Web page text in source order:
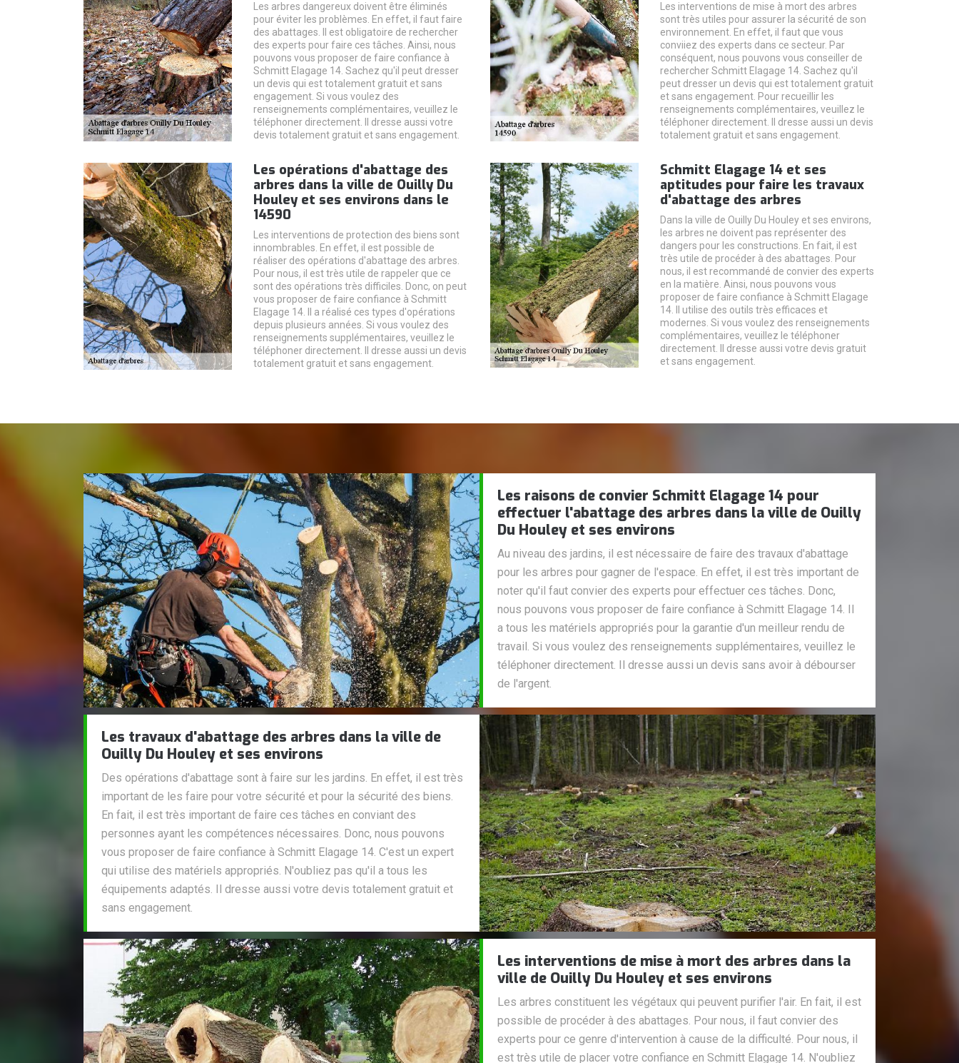
Les arbres dangereux doivent être éliminés
pour éviter les problèmes. En effet, il faut faire
des abattages. Il est obligatoire de rechercher
des experts pour faire ces tâches. Ainsi, nous
pouvons vous proposer de faire confiance à
Schmitt Elagage 14. Sachez qu'il peut dresser
un devis qui est totalement gratuit et sans
engagement. Si vous voulez des
renseignements complémentaires, veuillez le
téléphoner directement. Il dresse aussi votre
devis totalement gratuit et sans engagement.
Les interventions de mise à mort des arbres
sont très utiles pour assurer la sécurité de son
environnement. En effet, il faut que vous
conviiez des experts dans ce secteur. Par
conséquent, nous pouvons vous conseiller de
rechercher Schmitt Elagage 14. Sachez qu'il
peut dresser un devis qui est totalement gratuit
et sans engagement. Pour recueillir les
renseignements complémentaires, veuillez le
téléphoner directement. Il dresse aussi un devis
totalement gratuit et sans engagement.
Les opérations d'abattage des
arbres dans la ville de Ouilly Du
Houley et ses environs dans le
14590
Les interventions de protection des biens sont
innombrables. En effet, il est possible de
réaliser des opérations d'abattage des arbres.
Pour nous, il est très utile de rappeler que ce
sont des opérations très difficiles. Donc, on peut
vous proposer de faire confiance à Schmitt
Elagage 14. Il a réalisé ces types d'opérations
depuis plusieurs années. Si vous voulez des
renseignements supplémentaires, veuillez le
téléphoner directement. Il dresse aussi un devis
totalement gratuit et sans engagement.
Schmitt Elagage 14 et ses
aptitudes pour faire les travaux
d'abattage des arbres
Dans la ville de Ouilly Du Houley et ses environs,
les arbres ne doivent pas représenter des
dangers pour les constructions. En fait, il est
très utile de procéder à des abattages. Pour
nous, il est recommandé de convier des experts
en la matière. Ainsi, nous pouvons vous
proposer de faire confiance à Schmitt Elagage
14. Il utilise des outils très efficaces et
modernes. Si vous voulez des renseignements
complémentaires, veuillez le téléphoner
directement. Il dresse aussi votre devis gratuit
et sans engagement.
Les raisons de convier Schmitt Elagage 14 pour
effectuer l'abattage des arbres dans la ville de Ouilly
Du Houley et ses environs
Au niveau des jardins, il est nécessaire de faire des travaux d'abattage
pour les arbres pour gagner de l'espace. En effet, il est très important de
noter qu'il faut convier des experts pour effectuer ces tâches. Donc,
nous pouvons vous proposer de faire confiance à Schmitt Elagage 14. Il
a tous les matériels appropriés pour la garantie d'un meilleur rendu de
travail. Si vous voulez des renseignements supplémentaires, veuillez le
téléphoner directement. Il dresse aussi un devis sans avoir à débourser
de l'argent.
Les travaux d'abattage des arbres dans la ville de
Ouilly Du Houley et ses environs
Des opérations d'abattage sont à faire sur les jardins. En effet, il est très
important de les faire pour votre sécurité et pour la sécurité des biens.
En fait, il est très important de faire ces tâches en conviant des
personnes ayant les compétences nécessaires. Donc, nous pouvons
vous proposer de faire confiance à Schmitt Elagage 14. C'est un expert
qui utilise des matériels appropriés. N'oubliez pas qu'il a tous les
équipements adaptés. Il dresse aussi votre devis totalement gratuit et
sans engagement.
Les interventions de mise à mort des arbres dans la
ville de Ouilly Du Houley et ses environs
Les arbres constituent les végétaux qui peuvent purifier l'air. En fait, il est
possible de procéder à des abattages. Pour nous, il faut convier des
experts pour ce genre d'intervention à cause de la difficulté. Pour nous, il
est très utile de placer votre confiance en Schmitt Elagage 14. N'oubliez